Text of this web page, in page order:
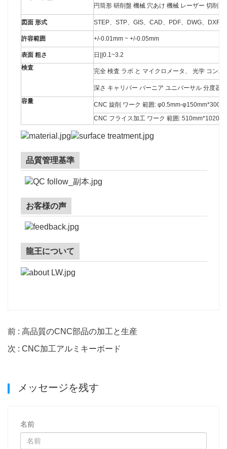
円筒形 研削盤 機械 穴あけ 機械 レーザー 切削
図面 形式 STEP、STP、GIS、CAD、PDF、DWG、DXF
許容範囲 +/-0.01mm ~ +/-0.05mm
表面 粗さ
日||0.1~3.2
検査
完全 検査 ラボ と マイクロメータ、 光学 コン
深さ キャリパー バーニア ユニバーサル 分度器
容量
CNC 旋削 ワーク 範囲: φ0.5mm-
CNC フライス加工 ワーク 範囲:
品質管理基準
お客様の声
龍王について
前 : 高品質のCNC部品の加工と生産
次 : CNC加工アルミキーボード
メッセージを残す
名前